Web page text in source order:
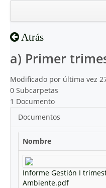
Atrás
a) Primer
Modificado por última vez
0 Subcarpetas
1 Documento
Documentos
Nombre
Informe Gestión I
Ambiente.pdf